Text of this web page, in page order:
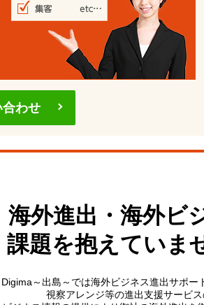
わせ
海外進出・海外ビ
課題を抱えていま
Digima～出島～では海外ビジネス進出サポー
視察アレンジ等の進出支援サービス